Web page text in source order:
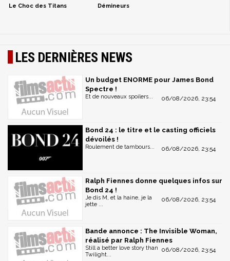
Le Choc des Titans Démineurs
LES DERNIÈRES NEWS
Un budget ENORME pour James Bond
Spectre !
06/08/2026, 23:54
Et de nouveaux spoilers...
Bond 24 : le titre et le casting officiels
dévoilés !
06/08/2026, 23:54
Roulement de tambours...
Ralph Fiennes donne quelques infos sur
Bond 24 !
06/08/2026, 23:54
Je dis M, et la haine, je la
jette ...
Bande annonce : The Invisible Woman,
réalisé par Ralph Fiennes
06/08/2026, 23:54
Still a better love story than
Twilight...